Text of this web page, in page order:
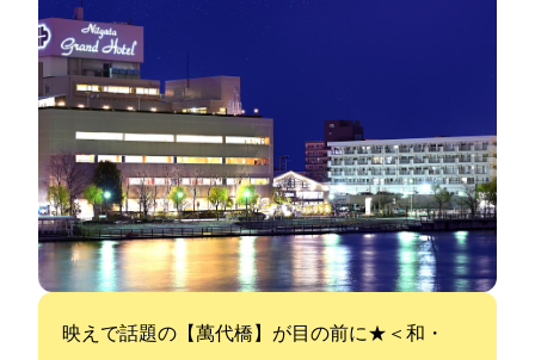
SNS映えで話題の【萬代橋】が目の前に★＜和・